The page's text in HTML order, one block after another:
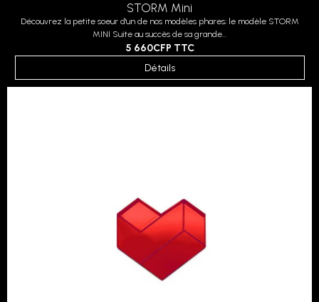
STORM Mini
Découvrez la petite soeur d'un de nos modèles phares; le modèle STORM
MINI Suite au succès de sa grande...
5 660CFP TTC
Détails